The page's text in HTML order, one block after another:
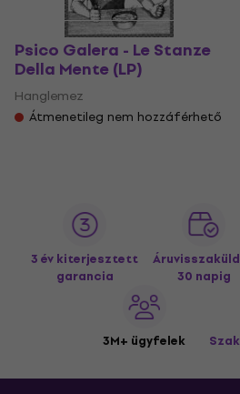
Psico Galera - Le Stanze
Della Mente (LP)
Hanglemez
Átmenetileg nem hozzáférhető
3 év kiterjesztett
garancia
30 napig
3M+ ügyfelek